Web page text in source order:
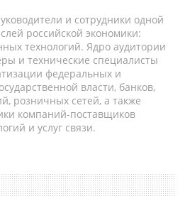
и сотрудники одной
российской экономики:
технологий. Ядро аудитории
и технические специалисты
федеральных и
власти, банков,
розничных сетей, а также
компаний-поставщиков
и услуг связи.